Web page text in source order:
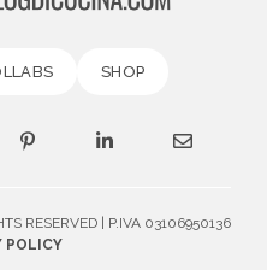
SHOP
RESERVED | P.IVA 03106950136
POLICY